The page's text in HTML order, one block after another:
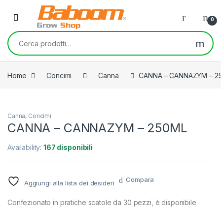
Skip to navigation
Skip to content
0
Cerca:
Home Concimi Canna CANNA – CANNAZYM –
Canna, Concimi
CANNA – CANNAZYM – 250ML
Availability:167 disponibili
Aggiungi alla lista dei desideri Compara
Confezionato in pratiche scatole da 30 pezzi, è disponibile